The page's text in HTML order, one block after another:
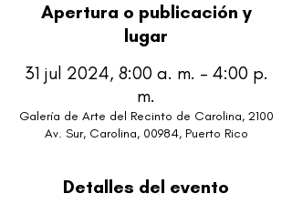
Apertura o publicación y
lugar
31 jul 2024, 8:00 a. m. – 4:00 p.
m.
Galería de Arte del Recinto de Carolina, 2100
Av. Sur, Carolina, 00984, Puerto Rico
Detalles del evento